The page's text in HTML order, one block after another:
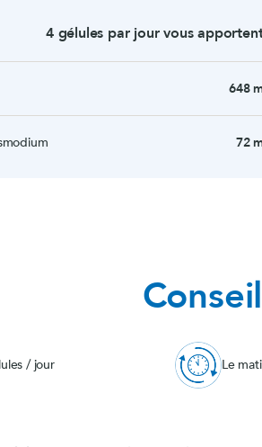
4 gélules par jour vous
648
72
/ jour Le